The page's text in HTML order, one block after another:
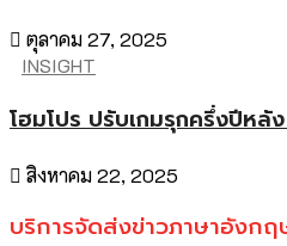
ตุลาคม 27, 2025
INSIGHT
โฮมโปร ปรับเกมรุกครึ่งปีหลั
สิงหาคม 22, 2025
บริการจัดส่งข่าวภาษาอังกฤ